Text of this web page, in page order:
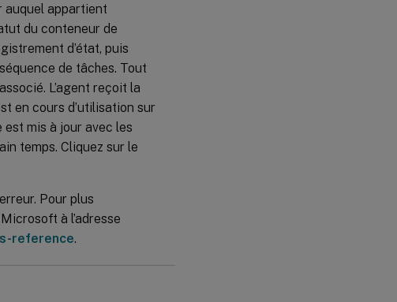
auquel appartient
du conteneur de
d’état, puis
de tâches. Tout
L’agent reçoit la
en cours d’utilisation sur
est mis à jour avec les
temps. Cliquez sur le
Pour plus
à l’adresse
reference.